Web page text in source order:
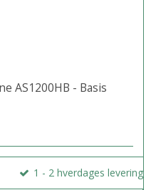
AS1200HB - Basis
1 - 2 hverdages levering